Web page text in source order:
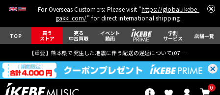
For Overseas Customers: Please visit "https://global.ikebe-
gakki.com/" for direct international shipping.
TOP 買う
ストア
売る
中古買取
イベント
動画
学割
サービス 店舗一覧
【重要】熊本県で発生した地震に伴う配送の遅延について(07月29日
0